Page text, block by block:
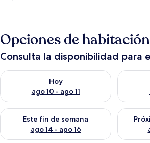
Opciones de habitación
Consulta la disponibilidad para
Hoy
ago 10 - ago 11
Consulta la disponibilidad para hoy ago
Este fin de semana
ago 14 - ago 16
Consulta la disponibilidad para este fin